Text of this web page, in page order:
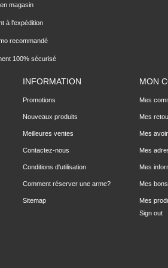
magasin
à l'expédition
recommandé
100% sécurisé
INFORMATION
Promotions
Nouveaux produits
Meilleures ventes
Contactez-nous
Conditions d'utilisation
Comment réserver une arme?
Sitemap
MON
Mes
Mes
Mes
Mes
Mes
Mes
Mes
Sign out